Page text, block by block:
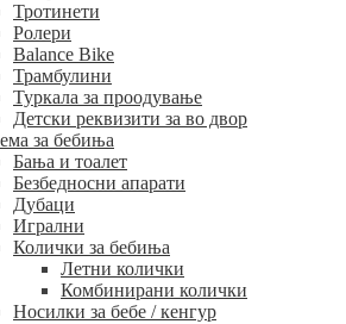
Тротинети
Ролери
Balance Bike
Трамбулини
Туркала за проодување
Детски реквизити за во двор
за бебиња
Бања и тоалет
Безбедносни апарати
Дубаци
Игрални
Колички за бебиња
Летни колички
Комбинирани колички
Носилки за бебе / кенгур